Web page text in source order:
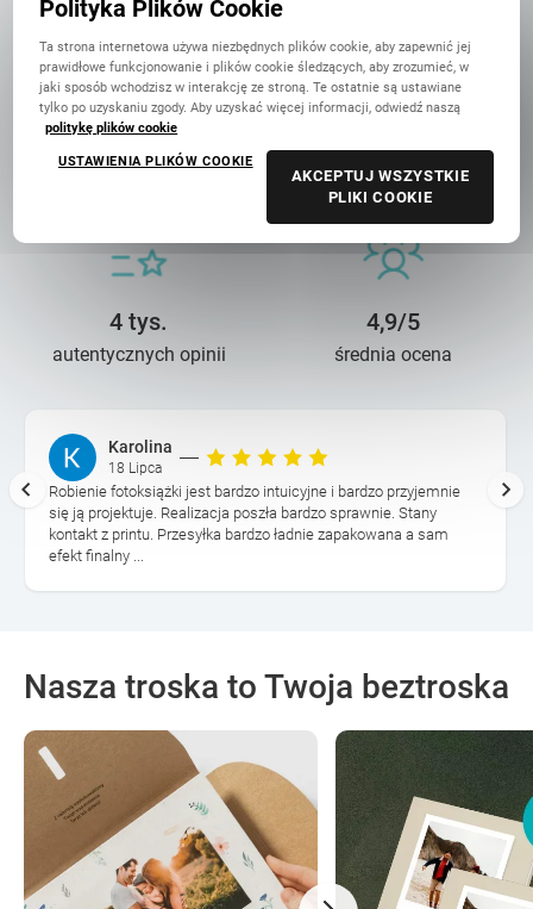
14 lat troski 90 mln+
wydrukowanych zdjęć
4 tys.
autentycznych opinii
4,9/5
średnia ocena
Karolina
18 Lipca
Robienie fotoksiążki jest bardzo intuicyjne i bardzo przyjemnie
się ją projektuje. Realizacja poszła bardzo sprawnie. Stany
kontakt z printu. Przesyłka bardzo ładnie zapakowana a sam
efekt finalny ...
Nasza troska to Twoja beztroska
Polityka Plików Cookie
Ta strona internetowa używa niezbędnych plików cookie, aby zapewnić jej
prawidłowe funkcjonowanie i plików cookie śledzących, aby zrozumieć, w
jaki sposób wchodzisz w interakcję ze stroną. Te ostatnie są ustawiane
tylko po uzyskaniu zgody. Aby uzyskać więcej informacji, odwiedź naszą
politykę plików cookie
USTAWIENIA PLIKÓW COOKIE
AKCEPTUJ WSZYSTKIE
PLIKI COOKIE